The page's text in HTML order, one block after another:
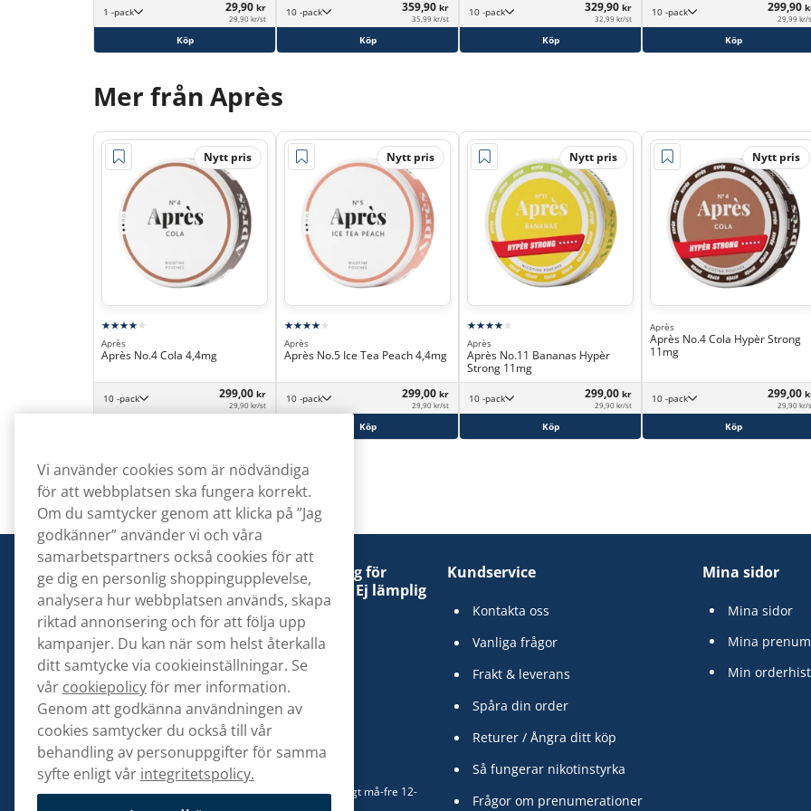
1 -pack 29,90 kr
29,90 kr/st
Köp
10 -pack 359,90 kr
35,99 kr/st
Köp
10 -pack 329,90 kr
32,99 kr/st
Köp
10 -pack 299,90
29,99 kr/
Köp
Mer från Après
Nytt pris
Après
Après No.4 Cola 4,4mg
10 -pack 299,00 kr
29,90 kr/st
Nytt pris
Après
Après No.5 Ice Tea Peach 4,4mg
10 -pack 299,00 kr
29,90 kr/st
Köp
Nytt pris
Après
Après No.11 Bananas Hypèr
Strong 11mg
10 -pack 299,00 kr
29,90 kr/st
Köp
Nytt pris
Après
Après No.4 Cola Hypèr Strong
11mg
10 -pack 299,00
29,90 kr/
Köp
Denna tobaksprodukt kan vara skadlig för
hälsan och är beroendeframkallande. Ej lämplig
för personer under 18 år.
Kontakta oss
hej@snusbolaget.se
08 517 910 94
Mån-Tor 8.00-17.00 | Fre 9.00-17.00 | (Lunchstängt må-fre 12-
Kundservice
Kontakta oss
Vanliga frågor
Frakt & leverans
Spåra din order
Returer / Ångra ditt köp
Så fungerar nikotinstyrka
Frågor om prenumerationer
Mina sidor
Mina sidor
Mina
Min
Vi använder cookies som är nödvändiga
för att webbplatsen ska fungera korrekt.
Om du samtycker genom att klicka på ”Jag
godkänner” använder vi och våra
samarbetspartners också cookies för att
ge dig en personlig shoppingupplevelse,
analysera hur webbplatsen används, skapa
riktad annonsering och för att följa upp
kampanjer. Du kan när som helst återkalla
ditt samtycke via cookieinställningar. Se
vår cookiepolicyför mer information.
Genom att godkänna användningen av
cookies samtycker du också till vår
behandling av personuppgifter för samma
syfte enligt vår integritetspolicy.